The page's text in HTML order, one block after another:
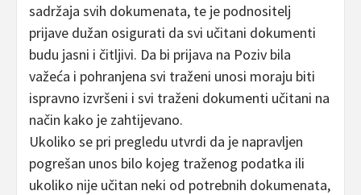
sadržaja svih dokumenata, te je podnositelj
prijave dužan osigurati da svi učitani dokumenti
budu jasni i čitljivi. Da bi prijava na Poziv bila
važeća i pohranjena svi traženi unosi moraju biti
ispravno izvršeni i svi traženi dokumenti učitani na
način kako je zahtijevano.
Ukoliko se pri pregledu utvrdi da je napravljen
pogrešan unos bilo kojeg traženog podatka ili
ukoliko nije učitan neki od potrebnih dokumenata,